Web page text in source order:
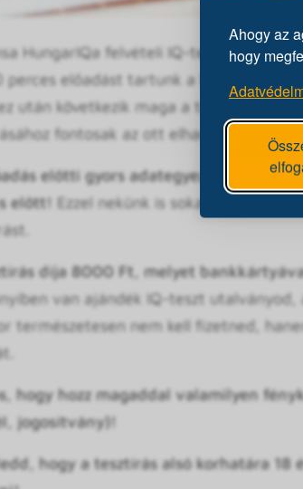
Ahogy az
hogy
HungarIQa felvételi IQ-tesztje
előadást tartunk a Mensáról, az
után következik maga a tesztírás. (Az
fontosak az ott elhangzó
előtti gyors adategyeztetés és
előtt! Ezzel nekünk is sokat segítesz,
díja 8000 Ft, melyet
van ajándék IQ-teszt utalványod,
természetesen nem kell fizetned,
hogy hozz magaddal valamilyen
jogosítvány)!
hogy a tesztírás alsó korhatára 18